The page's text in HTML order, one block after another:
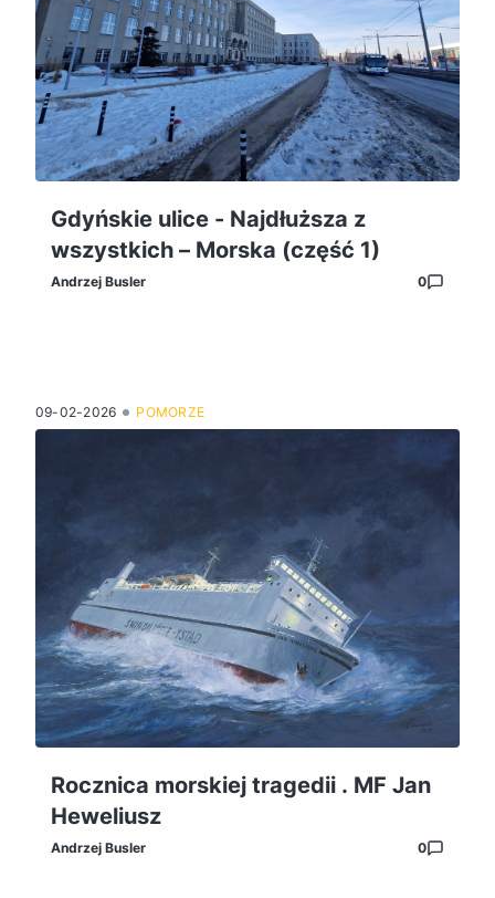
Gdyńskie ulice - Najdłuższa z
wszystkich – Morska (część 1)
Andrzej Busler 0
09-02-2026 POMORZE
Rocznica morskiej tragedii . MF Jan
Heweliusz
Andrzej Busler 0